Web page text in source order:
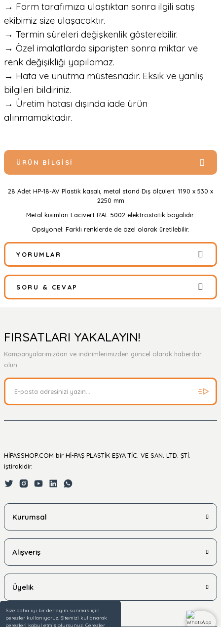
Size daha iyi bir deneyim sunmak için
çerezler kullanıyoruz. Sitemizi kullanarak
çerezleri kabul etmiş olursunuz. Çerezler
→ Form tarafımıza ulaştıktan sonra ilgili satış
ekibimiz size ulaşacaktır.
→ Termin süreleri değişkenlik gösterebilir.
→ Özel imalatlarda siparişten sonra miktar ve
renk değişikliği yapılamaz.
→ Hata ve unutma müstesnadır. Eksik ve yanlış
bilgileri bildiriniz.
→ Üretim hatası dışında iade ürün
alınmamaktadır.
ÜRÜN BILGISI
28 Adet HP-18-AV Plastik kasalı, metal stand Dış ölçüleri: 1190 x 530 x
2250 mm
Metal kısımları Lacivert RAL 5002 elektrostatik boyalıdır.
Opsiyonel: Farklı renklerde de özel olarak üretilebilir.
YORUMLAR
Bu ürüne ilk yorumu siz yapın!
Yorum Yaz
SORU & CEVAP
Ürün hakkında henüz soru sorulmamış.
FIRSATLARI YAKALAYIN!
Kampanyalarımızdan ve indirimlerimizden güncel olarak haberdar
olun.
HİPASSHOP.COM bir Hİ-PAŞ PLASTİK EŞYA TİC. VE SAN. LTD. ŞTİ.
iştirakidir.
Kurumsal
Alışveriş
Üyelik